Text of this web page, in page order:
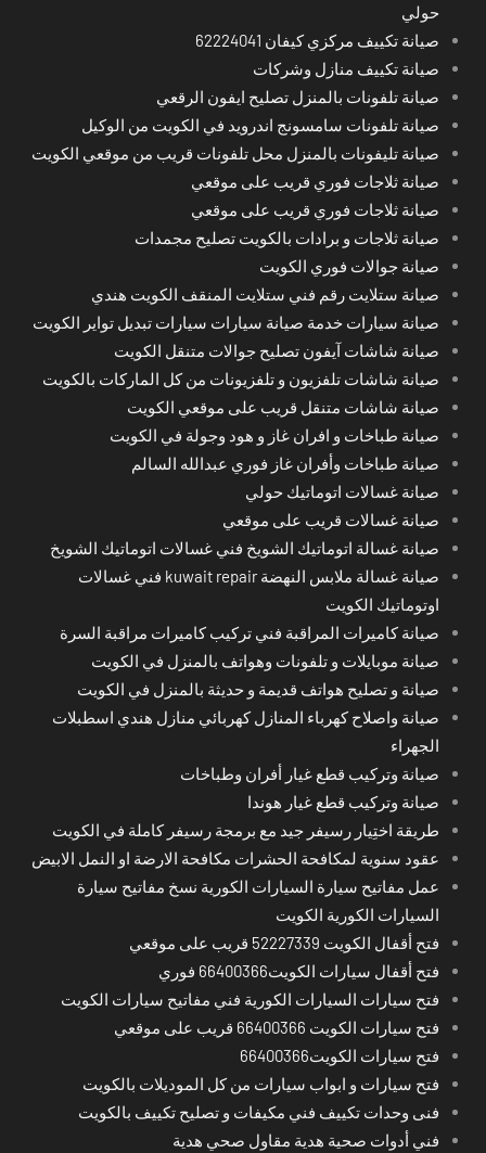
حولي
صيانة تكييف مركزي كيفان 62224041
صيانة تكييف منازل وشركات
صيانة تلفونات بالمنزل تصليح ايفون الرقعي
صيانة تلفونات سامسونج اندرويد في الكويت من الوكيل
صيانة تليفونات بالمنزل محل تلفونات قريب من موقعي الكويت
صيانة ثلاجات فوري قريب على موقعي
صيانة ثلاجات فوري قريب على موقعي
صيانة ثلاجات و برادات بالكويت تصليح مجمدات
صيانة جوالات فوري الكويت
صيانة ستلايت رقم فني ستلايت المنقف الكويت هندي
صيانة سيارات خدمة صيانة سيارات سيارات تبديل تواير الكويت
صيانة شاشات آيفون تصليح جوالات متنقل الكويت
صيانة شاشات تلفزيون و تلفزيونات من كل الماركات بالكويت
صيانة شاشات متنقل قريب على موقعي الكويت
صيانة طباخات و افران غاز و هود وجولة في الكويت
صيانة طباخات وأفران غاز فوري عبدالله السالم
صيانة غسالات اتوماتيك حولي
صيانة غسالات قريب على موقعي
صيانة غسالة اتوماتيك الشويخ فني غسالات اتوماتيك الشويخ
صيانة غسالة ملابس النهضة kuwait repair فني غسالات
اوتوماتيك الكويت
صيانة كاميرات المراقبة فني تركيب كاميرات مراقبة السرة
صيانة موبايلات و تلفونات وهواتف بالمنزل في الكويت
صيانة و تصليح هواتف قديمة و حديثة بالمنزل في الكويت
صيانة واصلاح كهرباء المنازل كهربائي منازل هندي اسطبلات
الجهراء
صيانة وتركيب قطع غيار أفران وطباخات
صيانة وتركيب قطع غيار هوندا
طريقة اختِيار رسيفر جيد مع برمجة رسيفر كاملة في الكويت
عقود سنوية لمكافحة الحشرات مكافحة الارضة او النمل الابيض
عمل مفاتيح سيارة السيارات الكورية نسخ مفاتيح سيارة
السيارات الكورية الكويت
فتح أقفال الكويت 52227339 قريب على موقعي
فتح أقفال سيارات الكويت66400366 فوري
فتح سيارات السيارات الكورية فني مفاتيح سيارات الكويت
فتح سيارات الكويت 66400366 قريب على موقعي
فتح سيارات الكويت66400366
فتح سيارات و ابواب سيارات من كل الموديلات بالكويت
فنى وحدات تكييف فني مكيفات و تصليح تكييف بالكويت
فني أدوات صحية هدية مقاول صحي هدية